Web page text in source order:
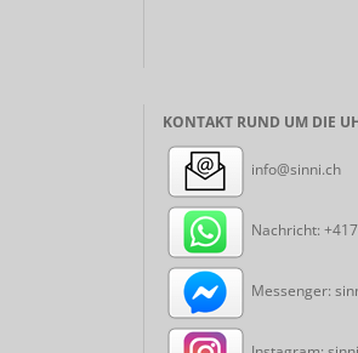
KONTAKT RUND UM DIE
info@sinni.ch
Nachricht:
Messenger: